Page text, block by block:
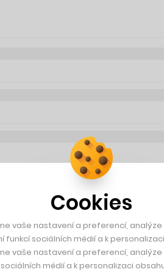
Cookies
vaše nastavení a preferencí,
funkcí sociálních médií a k
vaše nastavení a preferencí,
médií a k personalizaci